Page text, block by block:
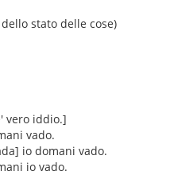
stato delle cose)
vero iddio.]
vado.
io domani vado.
io vado.